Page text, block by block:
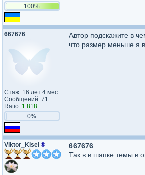
100%
667676
Стаж: 16 лет 4 мес.
Сообщений: 71
Ratio: 1.818
0%
Автор подскажите в
что размер меньше я
Viktor_Kisel ®
667676
Так в в шапке темы в